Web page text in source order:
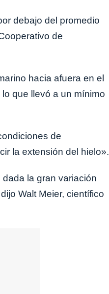
debajo del promedio
de
hacia afuera en el
que llevó a un mínimo
de
la extensión del hielo».
la gran variación
Walt Meier, científico